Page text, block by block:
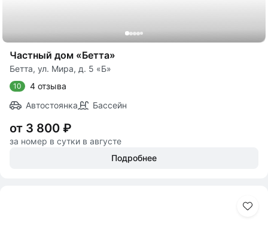
Частный дом «Бетта»
Бетта, ул. Мира, д. 5 «Б»
10
4 отзыва
Автостоянка
Бассейн
от 3 800 ₽
за номер в сутки в августе
Подробнее